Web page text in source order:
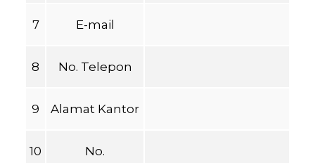
7 E-mail
8 No. Telepon
9 Alamat Kantor
10
No.